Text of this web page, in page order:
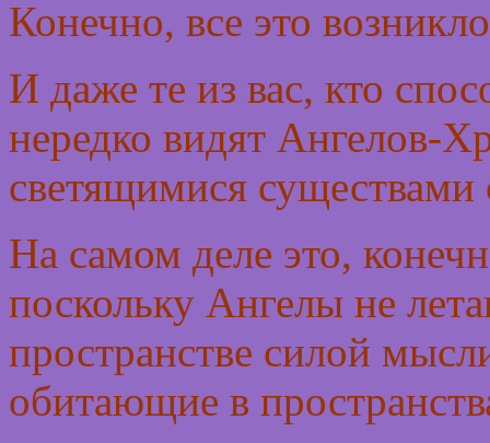
Конечно, все это
И даже те из вас, кто
нередко видят Ангелов-
светящимися
На самом деле это,
поскольку Ангелы не
пространстве силой
обитающие в